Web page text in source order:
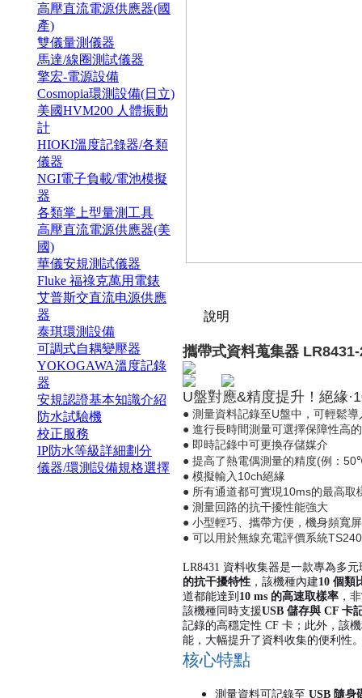
高壓直流電源供應器(國
產)
雙儀量測儀器
馬達/線圈測試儀器
擎宏-電源設備
Cosmopia環測設備(日立)
美國HVM200 人體振動
計
HIOKI溫度記錄器/各類
儀器
NGI電子負載/電池模擬
器
各類掌上型量測工具
高壓直流電源供應器(美
國)
華儀安規測試儀器
Fluke 福祿克萬用電錶
艾普斯交直流电源供應
器
泰琪環測設備
可調式自耦變壓器
YOKOGAWA溫度記錄
器
安規認證基本知識介紹
防水試驗機
校正服務
IP防水等級詳細劃分
儀器/環測設備規格選擇
說明
攜帶式資料蒐集器
U盤對應&精度提升！絕緣
● 測量資料記錄至 U盤中，可輕鬆
● 進行長時間測量可選擇保障性高的
● 即時記錄中可更換存儲媒介
● 提高了熱電偶測量的精度(例： 50
● 模擬輸入 10ch絕緣
● 所有通道都可實現10ms的最高取
● 測量回路的抗干擾性能強大
● 小型輕巧、攜帶方便，機身頻寬屏
● 可以用於無線充電評價系統
LR8431 資料收集器是一款專為多
的抗干擾特性 ，該機種內建10 個類
道都能達到 10 ms 的高速取樣率 ，
該機種同時支援USB 儲存與 CF 卡
記錄的高穩定性 CF 卡；此外，該
能，大幅提升了資料收集的便利性
核心特點
測量資料可記錄至 USB 隨身